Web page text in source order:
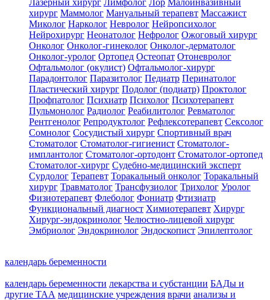
Лазерный хирург Лимфолог Лор Малоинвазивный
хирург Маммолог Мануальный терапевт Массажист
Миколог Нарколог Невролог Нейропсихолог
Нейрохирург Неонатолог Нефролог Ожоговый хирург
Онколог Онколог-гинеколог Онколог-дерматолог
Онколог-уролог Ортопед Остеопат Отоневролог
Офтальмолог (окулист) Офтальмолог-хирург
Парадонтолог Паразитолог Педиатр Перинатолог
Пластический хирург Подолог (подиатр) Проктолог
Профпатолог Психиатр Психолог Психотерапевт
Пульмонолог Радиолог Реабилитолог Ревматолог
Рентгенолог Репродуктолог Рефлексотерапевт Сексолог
Сомнолог Сосудистый хирург Спортивный врач
Стоматолог Стоматолог-гигиенист Стоматолог-
имплантолог Стоматолог-ортодонт Стоматолог-ортопед
Стоматолог-хирург Судебно-медицинский эксперт
Сурдолог Терапевт Торакальный онколог Торакальный
хирург Травматолог Трансфузиолог Трихолог Уролог
Физиотерапевт Флеболог Фониатр Фтизиатр
Функциональный диагност Химиотерапевт Хирург
Хирург-эндокринолог Челюстно-лицевой хирург
Эмбриолог Эндокринолог Эндоскопист Эпилептолог
календарь беременности
календарь беременности лекарства и субстанции БАДы и
другие ТАА медицинские учреждения врачи анализы и